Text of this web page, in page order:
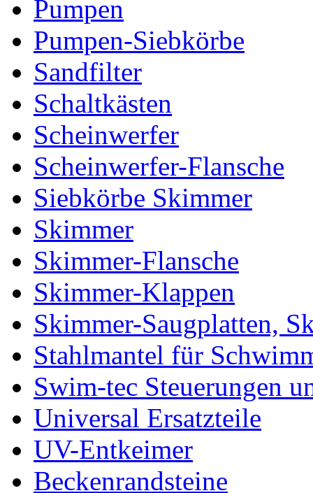
Pumpen
Pumpen-Siebkörbe
Sandfilter
Schaltkästen
Scheinwerfer
Scheinwerfer-Flansche
Siebkörbe Skimmer
Skimmer
Skimmer-Flansche
Skimmer-Klappen
Skimmer-Saugplatten,
Stahlmantel für
Swim-tec Steuerungen
Universal Ersatzteile
UV-Entkeimer
Beckenrandsteine